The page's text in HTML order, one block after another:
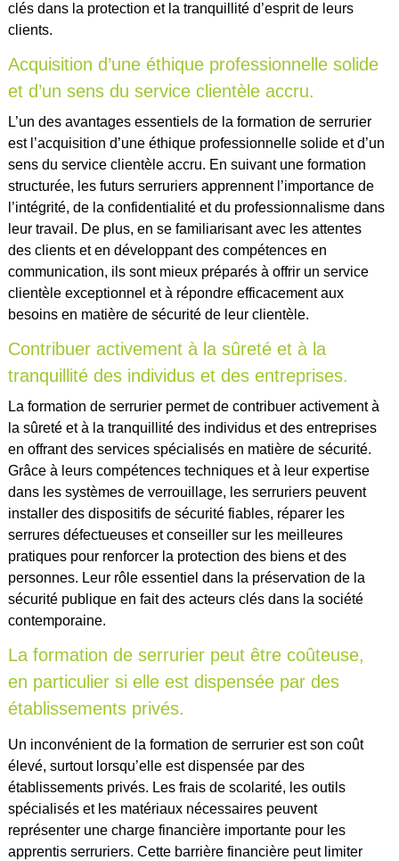
clés dans la protection et la tranquillité d’esprit de leurs
clients.
Acquisition d’une éthique professionnelle solide
et d’un sens du service clientèle accru.
L’un des avantages essentiels de la formation de serrurier
est l’acquisition d’une éthique professionnelle solide et d’un
sens du service clientèle accru. En suivant une formation
structurée, les futurs serruriers apprennent l’importance de
l’intégrité, de la confidentialité et du professionnalisme dans
leur travail. De plus, en se familiarisant avec les attentes
des clients et en développant des compétences en
communication, ils sont mieux préparés à offrir un service
clientèle exceptionnel et à répondre efficacement aux
besoins en matière de sécurité de leur clientèle.
Contribuer activement à la sûreté et à la
tranquillité des individus et des entreprises.
La formation de serrurier permet de contribuer activement à
la sûreté et à la tranquillité des individus et des entreprises
en offrant des services spécialisés en matière de sécurité.
Grâce à leurs compétences techniques et à leur expertise
dans les systèmes de verrouillage, les serruriers peuvent
installer des dispositifs de sécurité fiables, réparer les
serrures défectueuses et conseiller sur les meilleures
pratiques pour renforcer la protection des biens et des
personnes. Leur rôle essentiel dans la préservation de la
sécurité publique en fait des acteurs clés dans la société
contemporaine.
La formation de serrurier peut être coûteuse,
en particulier si elle est dispensée par des
établissements privés.
Un inconvénient de la formation de serrurier est son coût
élevé, surtout lorsqu’elle est dispensée par des
établissements privés. Les frais de scolarité, les outils
spécialisés et les matériaux nécessaires peuvent
représenter une charge financière importante pour les
apprentis serruriers. Cette barrière financière peut limiter